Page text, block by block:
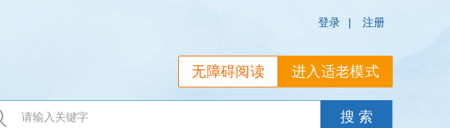
登录 | 注册
进入适老模式
无障碍阅读